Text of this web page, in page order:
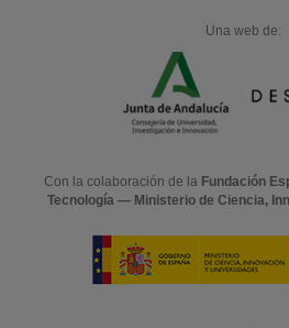
Una web de:
Con la colaboración de la Fundación
Tecnología — Ministerio de Ciencia,